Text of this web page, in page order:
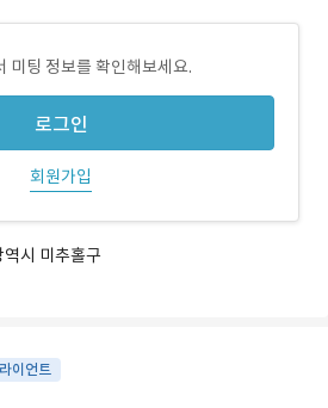
미팅 정보를 확인해보세요.
로그인
회원가입
역시 미추홀구
이언트